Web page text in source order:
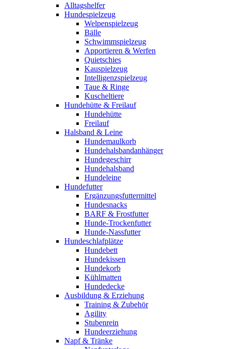
Alltagshelfer
Hundespielzeug
Welpenspielzeug
Bälle
Schwimmspielzeug
Apportieren & Werfen
Quietschies
Kauspielzeug
Intelligenzspielzeug
Taue & Ringe
Kuscheltiere
Hundehütte & Freilauf
Hundehütte
Freilauf
Halsband & Leine
Hundemaulkorb
Hundehalsbandanhänger
Hundegeschirr
Hundehalsband
Hundeleine
Hundefutter
Ergänzungsfuttermittel
Hundesnacks
BARF & Frostfutter
Hunde-Trockenfutter
Hunde-Nassfutter
Hundeschlafplätze
Hundebett
Hundekissen
Hundekorb
Kühlmatten
Hundedecke
Ausbildung & Erziehung
Training & Zubehör
Agility
Stubenrein
Hundeerziehung
Napf & Tränke